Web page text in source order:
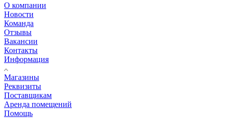
О компании
Новости
Команда
Отзывы
Вакансии
Контакты
Информация
Магазины
Реквизиты
Поставщикам
Аренда помещений
Помощь